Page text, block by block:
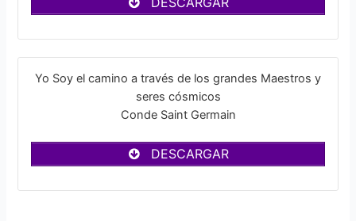
Yo Soy el camino a través de los grandes Maestros y
seres cósmicos
Conde Saint Germain
DESCARGAR